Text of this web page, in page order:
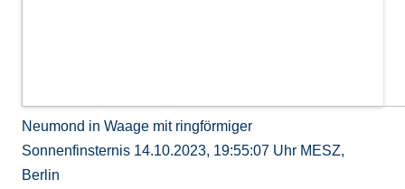
Neumond in Waage mit ringförmiger
Sonnenfinsternis 14.10.2023, 19:55:07 Uhr MESZ,
Berlin